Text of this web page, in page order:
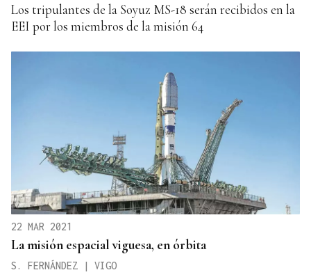
Los tripulantes de la Soyuz MS-18 serán recibidos en la
EEI por los miembros de la misión 64
22 MAR 2021
La misión espacial viguesa, en órbita
S. FERNÁNDEZ | VIGO